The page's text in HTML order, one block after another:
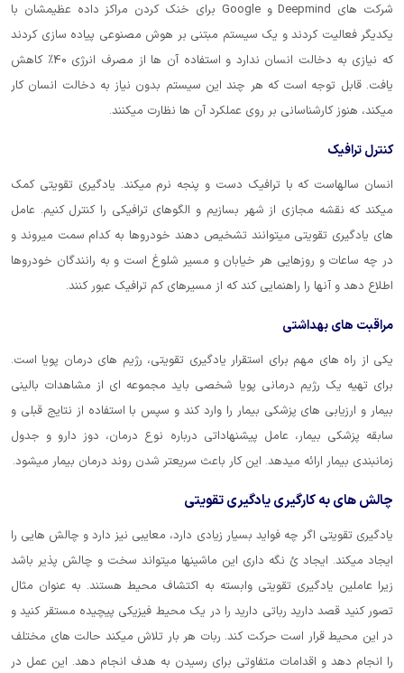
شرکت های Deepmind و Google برای خنک کردن مراکز داده عظیمشان با
یکدیگر فعالیت کردند و یک سیستم مبتنی بر هوش مصنوعی پیاده سازی کردند
که نیازی به دخالت انسان ندارد و استفاده آن ها از مصرف انرژی 40% کاهش
یافت. قابل توجه است که هر چند این سیستم بدون نیاز به دخالت انسان کار
میکند، هنوز کارشناسانی بر روی عملکرد آن ها نظارت میکنند.
کنترل ترافیک
انسان سالهاست که با ترافیک دست و پنجه نرم میکند. یادگیری تقویتی کمک
میکند که نقشه مجازی از شهر بسازیم و الگوهای ترافیکی را کنترل کنیم. عامل
های یادگیری تقویتی میتوانند تشخیص دهند خودروها به کدام سمت میروند و
در چه ساعات و روزهایی هر خیابان و مسیر شلوغ است و به رانندگان خودروها
اطلاع دهد و آنها را راهنمایی کند که از مسیرهای کم ترافیک عبور کنند.
مراقبت های بهداشتی
یکی از راه های مهم برای استقرار یادگیری تقویتی، رژیم های درمان پویا است.
برای تهیه یک رژیم درمانی پویا شخصی باید مجموعه ای از مشاهدات بالینی
بیمار و ارزیابی های پزشکی بیمار را وارد کند و سپس با استفاده از نتایج قبلی و
سابقه پزشکی بیمار، عامل پیشنهاداتی درباره نوع درمان، دوز دارو و جدول
زمانبندی بیمار ارائه میدهد. این کار باعث سریعتر شدن روند درمان بیمار میشود.
چالش های به کارگیری یادگیری تقویتی
یادگیری تقویتی اگر چه فواید بسیار زیادی دارد، معایبی نیز دارد و چالش هایی را
ایجاد میکند. ایجاد ئ نگه داری این ماشینها میتواند سخت و چالش پذیر باشد
زیرا عاملین یادگیری تقویتی وابسته به اکتشاف محیط هستند. به عنوان مثال
تصور کنید قصد دارید رباتی دارید را در یک محیط فیزیکی پیچیده مستقر کنید و
در این محیط قرار است حرکت کند. ربات هر بار تلاش میکند حالت های مختلف
را انجام دهد و اقدامات متفاوتی برای رسیدن به هدف انجام دهد. این عمل در